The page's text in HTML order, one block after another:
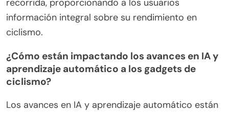
reducen significativamente los riesgos de
accidentes para los ciclistas.
revolucionando el monitoreo del fitness. Los
dispositivos ahora pueden rastrear métricas como
recorrida, proporcionando a los usuarios